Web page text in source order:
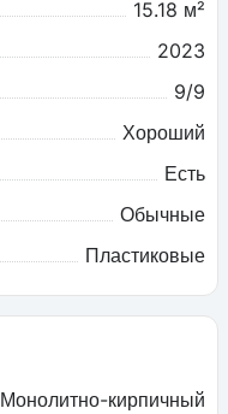
15.18 м²
2023
9/9
Хороший
Есть
Обычные
Пластиковые
Монолитно-кирпичный